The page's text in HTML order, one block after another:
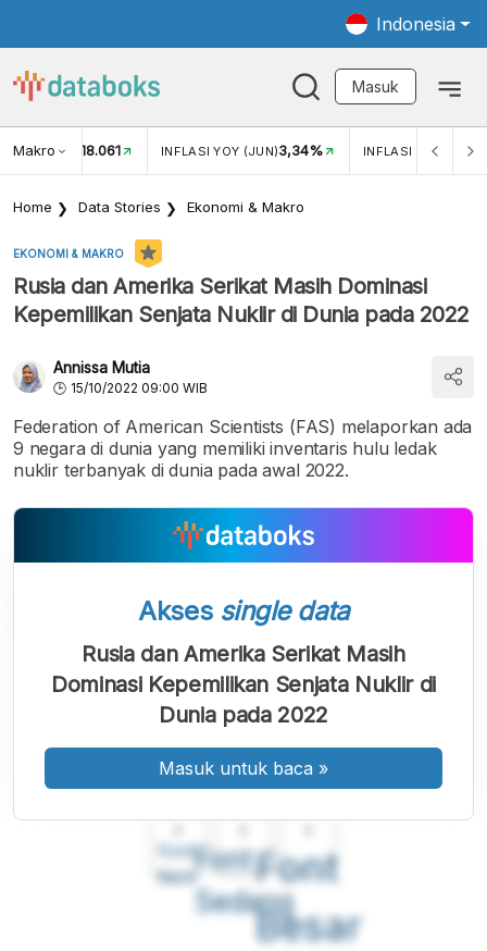
Indonesia
Masuk
Makro
USD/IDR 18.061 INFLASI YOY (JUN)3,34% INFLASI MOM (JUN)
Home Data Stories Ekonomi & Makro
EKONOMI & MAKRO
Rusia dan Amerika Serikat Masih Dominasi
Kepemilikan Senjata Nuklir di Dunia pada 2022
Annissa Mutia
15/10/2022 09:00 WIB
Federation of American Scientists (FAS) melaporkan ada
9 negara di dunia yang memiliki inventaris hulu ledak
nuklir terbanyak di dunia pada awal 2022.
Font
Kecil
Font
Sedang
Font
Besar
Akses single data
Rusia dan Amerika Serikat Masih
Dominasi Kepemilikan Senjata Nuklir di
Dunia pada 2022
Masuk untuk baca »